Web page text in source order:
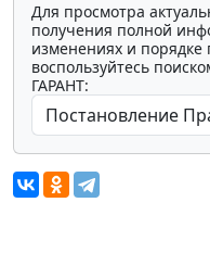
Для просмотра
получения полной
изменениях и
воспользуйтесь
ГАРАНТ: